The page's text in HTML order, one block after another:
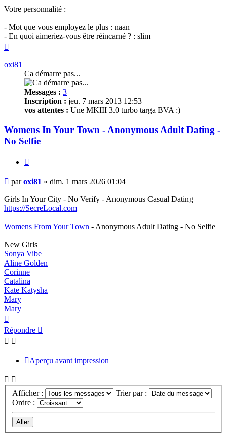
Votre personnalité :
- Mot que vous employez le plus : naan
- En quoi aimeriez-vous être réincarné ? : slim
oxi81
Ca démarre pas...
Messages : 3
Inscription : jeu. 7 mars 2013 12:53
vos attentes : Une MKIII 3.0 turbo targa BVA :)
Womens In Your Town - Anonymous Adult Dating -
No Selfie
Message
non
lu
paroxi81 » dim. 1 mars 2026 01:04
Girls In Your City - No Verify - Anonymous Casual Dating
https://SecreLocal.com
Womens From Your Town - Anonymous Adult Dating - No Selfie
New Girls
Sonya Vibe
Aline Golden
Corinne
Catalina
Kate Katysha
Mary
Mary
Répondre
Aperçu avant impression
Afficher :
Trier par :
Ordre :